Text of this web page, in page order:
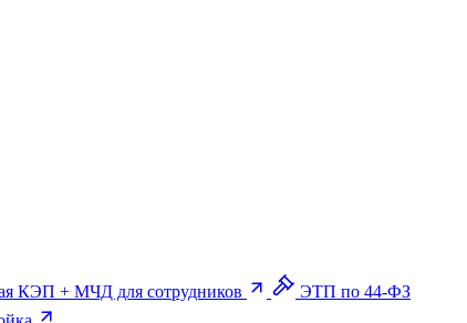
КЭП + МЧД для сотрудников
ЭТП по 44-ФЗ